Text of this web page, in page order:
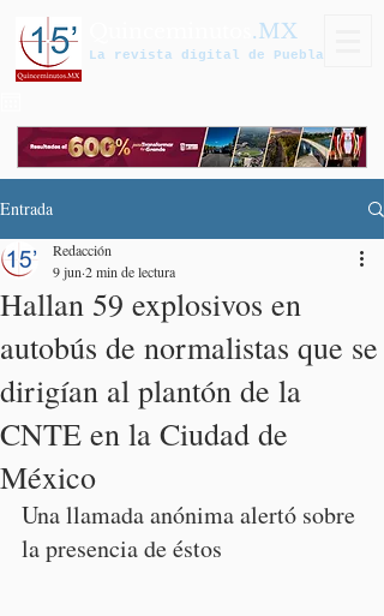
.MX
La revista digital de Puebla
Entrada
Hallan 59 explosivos en
autobús de normalistas que se
dirigían al plantón de la
CNTE en la Ciudad de
México
Redacción
9 jun 2 min de lectura
Una llamada anónima alertó sobre
la presencia de éstos